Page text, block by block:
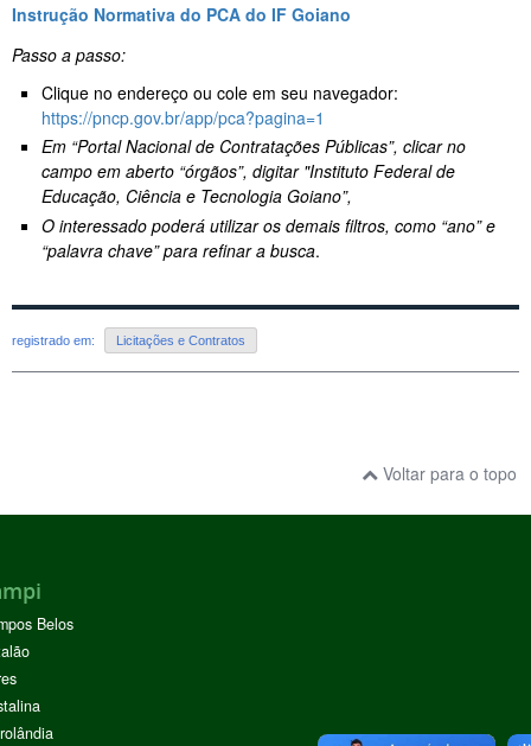
Instrução Normativa do PCA do IF Goiano
Passo a passo:
Clique no endereço ou cole em seu navegador:
https://pncp.gov.br/app/pca?pagina=1
Em “Portal Nacional de Contratações Públicas”, clicar no
campo em aberto “órgãos”, digitar "Instituto Federal de
Educação, Ciência e Tecnologia Goiano”,
O interessado poderá utilizar os demais filtros, como “ano” e
“palavra chave” para refinar a busca.
registrado em: Licitações e Contratos
Voltar para o topo
Belos